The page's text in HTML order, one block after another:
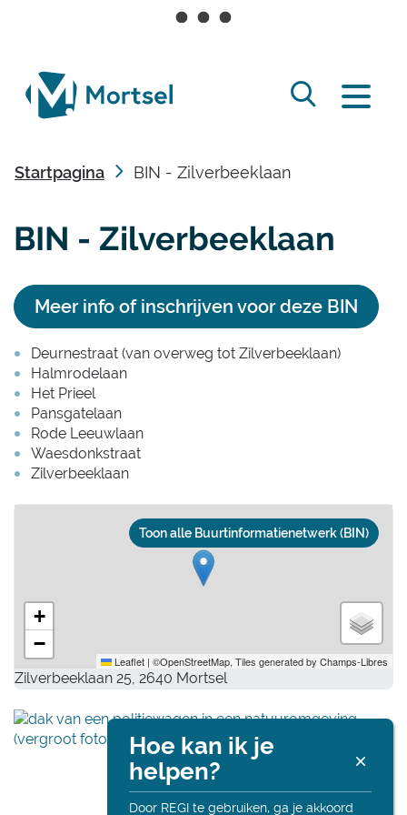
lokaal
bestuur
Mortsel
/
Startpagina BIN - Zilverbeeklaan
BIN - Zilverbeeklaan
Meer info of inschrijven voor deze BIN
Deurnestraat (van overweg tot Zilverbeeklaan)
Halmrodelaan
Het Prieel
Pansgatelaan
Rode Leeuwlaan
Waesdonkstraat
Zilverbeeklaan
Stratenplan
+
−
Leaflet | ©OpenStreetMap, Tiles generated by Champs-Libres
Zilverbeeklaan 25, 2640 Mortsel
Toon alle Buurtinformatienetwerk (BIN)
Hoe kan ik je
helpen?
Door REGI te gebruiken, ga je akkoord